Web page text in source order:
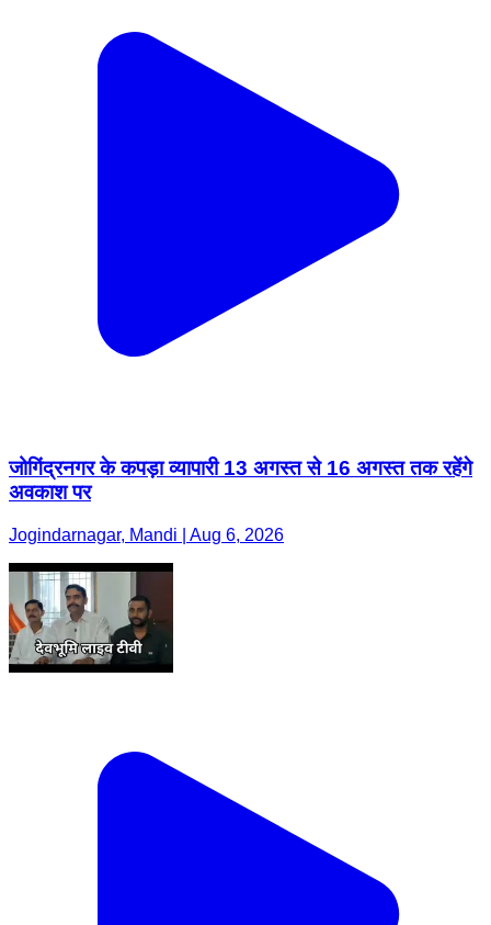
जोगिंद्रनगर के कपड़ा व्यापारी 13 अगस्त से 16 अगस्त तक रहेंगे
अवकाश पर
Jogindarnagar, Mandi | Aug 6, 2026